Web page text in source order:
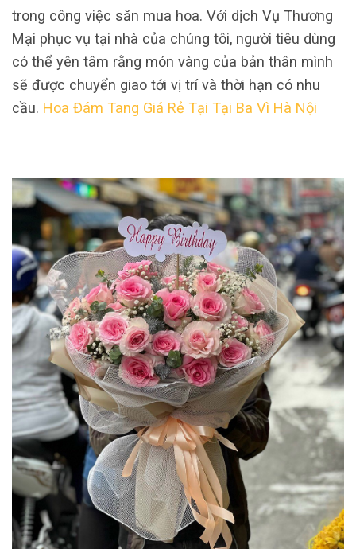
trong công việc săn mua hoa. Với dịch Vụ Thương
Mại phục vụ tại nhà của chúng tôi, người tiêu dùng
có thể yên tâm rằng món vàng của bản thân mình
sẽ được chuyển giao tới vị trí và thời hạn có nhu
cầu. Hoa Đám Tang Giá Rẻ Tại Tại Ba Vì Hà Nội